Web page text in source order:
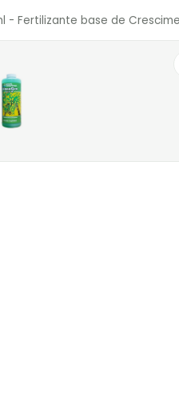
- Fertilizante base de